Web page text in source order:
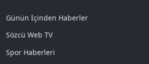
Günün İçinden Haberler
Sözcü Web TV
Spor Haberleri